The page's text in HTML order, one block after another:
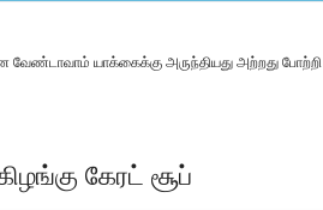
வேண்டாவாம் யாக்கைக்கு அருந்தியது அற்றது போற்றி
கேரட் சூப்